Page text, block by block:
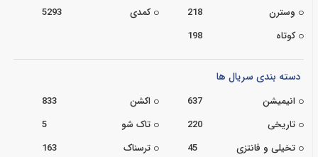
وسترن
218 کمدی
5293
کوتاه
198
دسته بندی سریال ها
انیمیشن 637 اکشن
833
تاریخی
220 تاک شو
5
تخیلی و فانتزی
45 ترسناک
163